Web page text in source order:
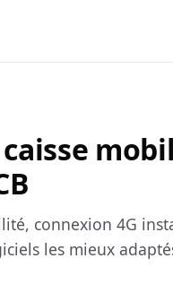
connexion 4G
les mieux